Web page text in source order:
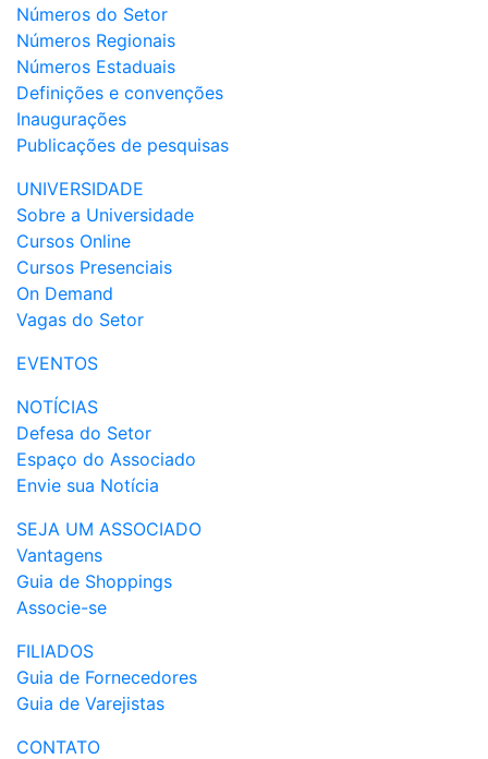
Números do Setor
Números Regionais
Números Estaduais
Definições e convenções
Inaugurações
Publicações de pesquisas
UNIVERSIDADE
Sobre a Universidade
Cursos Online
Cursos Presenciais
On Demand
Vagas do Setor
EVENTOS
NOTÍCIAS
Defesa do Setor
Espaço do Associado
Envie sua Notícia
SEJA UM ASSOCIADO
Vantagens
Guia de Shoppings
Associe-se
FILIADOS
Guia de Fornecedores
Guia de Varejistas
CONTATO